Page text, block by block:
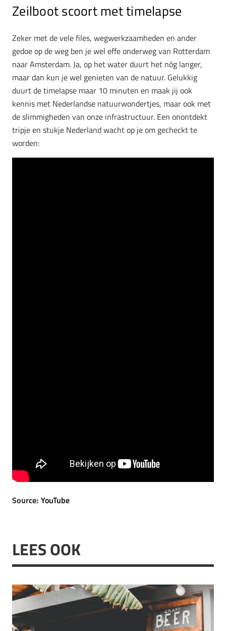
Zeilboot scoort met timelapse
Zeker met de vele files, wegwerkzaamheden en ander
gedoe op de weg ben je wel effe onderweg van Rotterdam
naar Amsterdam. Ja, op het water duurt het nóg langer,
maar dan kun je wel genieten van de natuur. Gelukkig
duurt de timelapse maar 10 minuten en maak jij ook
kennis met Nederlandse natuurwondertjes, maar ook met
de slimmigheden van onze infrastructuur. Een onontdekt
tripje en stukje Nederland wacht op je om gecheckt te
worden:
Source: YouTube
LEES OOK